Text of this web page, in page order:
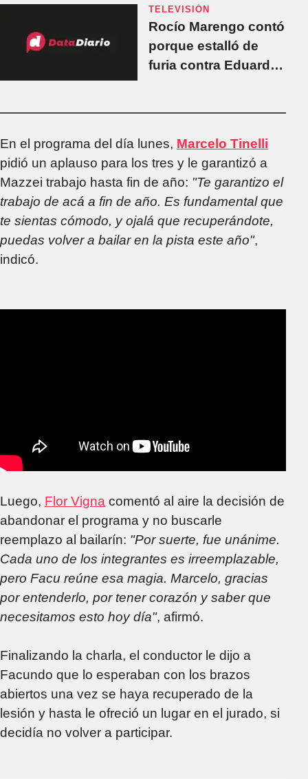
TELEVISIÓN
Rocío Marengo contó
porque estalló de
furia contra Eduardo
En el programa del día lunes, Marcelo Tinelli
pidió un aplauso para los tres y le garantizó a
Mazzei trabajo hasta fin de año: "Te garantizo el
trabajo de acá a fin de año. Es fundamental que
te sientas cómodo, y ojalá que recuperándote,
puedas volver a bailar en la pista este año",
indicó.
Luego, Flor Vigna comentó al aire la decisión de
abandonar el programa y no buscarle
reemplazo al bailarín: "Por suerte, fue unánime.
Cada uno de los integrantes es irreemplazable,
pero Facu reúne esa magia. Marcelo, gracias
por entenderlo, por tener corazón y saber que
necesitamos esto hoy día", afirmó.
Finalizando la charla, el conductor le dijo a
Facundo que lo esperaban con los brazos
abiertos una vez se haya recuperado de la
lesión y hasta le ofreció un lugar en el jurado, si
decidía no volver a participar.